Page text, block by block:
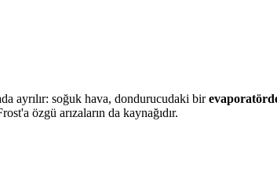
ayrılır: soğuk hava, dondurucudaki bir
özgü arızaların da kaynağıdır.